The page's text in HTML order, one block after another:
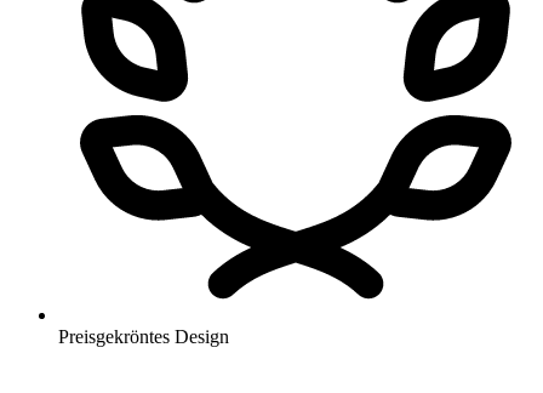
Preisgekröntes Design